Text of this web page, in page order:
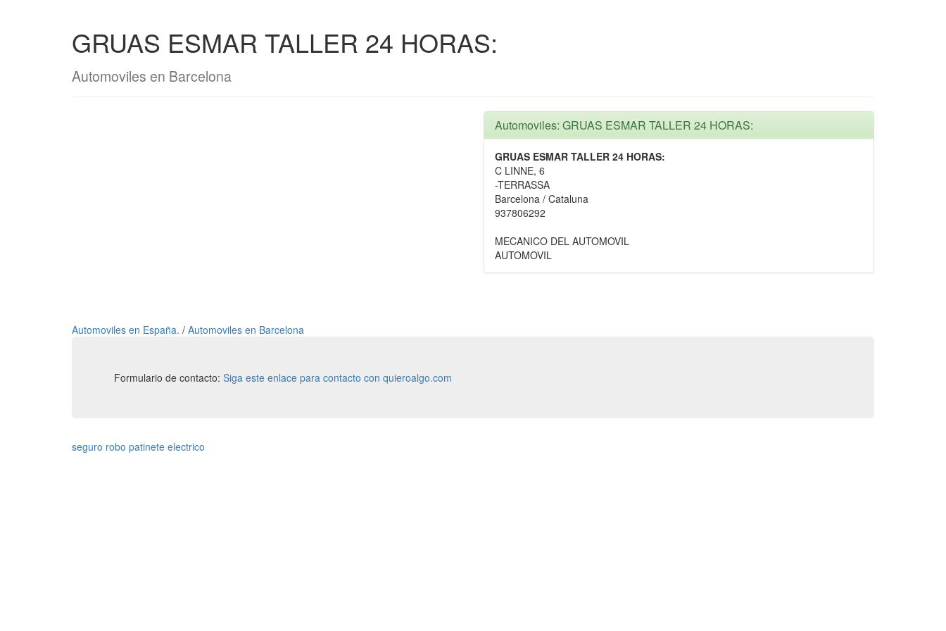
GRUAS ESMAR TALLER 24 HORAS:
Automoviles en Barcelona
Automoviles: GRUAS ESMAR TALLER 24 HORAS:
GRUAS ESMAR TALLER 24 HORAS:
C LINNE, 6
-TERRASSA
Barcelona / Cataluna
937806292
MECANICO DEL AUTOMOVIL
AUTOMOVIL
Automoviles en España. / Automoviles en Barcelona
Formulario de contacto: Siga este enlace para contacto con quieroalgo.com
seguro robo patinete electrico